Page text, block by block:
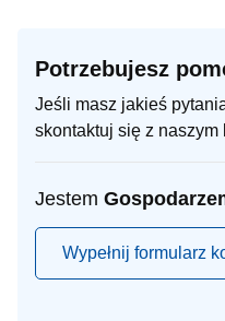
Potrzebujesz
Jeśli masz jakieś
skontaktuj się z naszym
Jestem
Wypełnij formularz